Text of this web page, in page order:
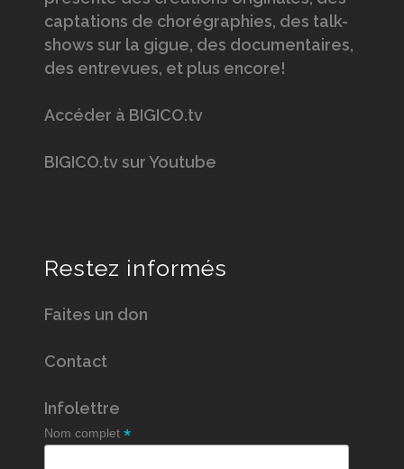
captations de chorégraphies, des talk-
shows sur la gigue, des documentaires,
des entrevues, et plus encore!
Accéder à BIGICO.tv
BIGICO.tv sur Youtube
Restez informés
Faites un don
Contact
Infolettre
Nom complet *